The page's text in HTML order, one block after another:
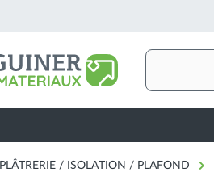
PLÂTRERIE / ISOLATION / PLAFOND